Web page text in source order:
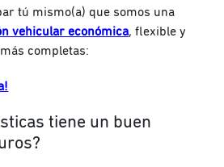
tú mismo(a) que somos una
vehicular económica, flexible y
completas:
tiene un buen